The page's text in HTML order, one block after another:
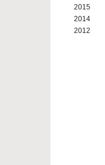
2015
2014
2012